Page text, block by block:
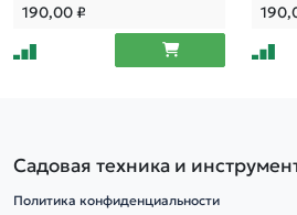
190,00₽
Садовая техника и
Политика конфиденциальности